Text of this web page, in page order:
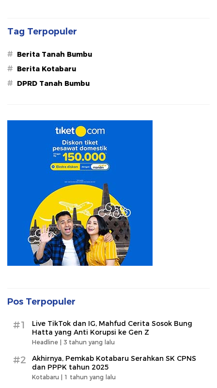
Tag Terpopuler
# Berita Tanah Bumbu
# Berita Kotabaru
# DPRD Tanah Bumbu
Pos Terpopuler
#1
Live TikTok dan IG, Mahfud Cerita Sosok Bung
Hatta yang Anti Korupsi ke Gen Z
Headline | 3 tahun yang lalu
#2
Akhirnya, Pemkab Kotabaru Serahkan SK CPNS
dan PPPK tahun 2025
Kotabaru | 1 tahun yang lalu